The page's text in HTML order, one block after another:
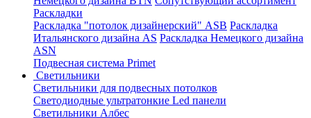
Раскладки
Раскладка "потолок дизайнерский" ASB Раскладка
Итальянского дизайна AS Раскладка Немецкого дизайна
АSN
Подвесная система Primet
Светильники
Светильники для подвесных потолков
Светодиодные ультратонкие Led панели
Светильники Албес